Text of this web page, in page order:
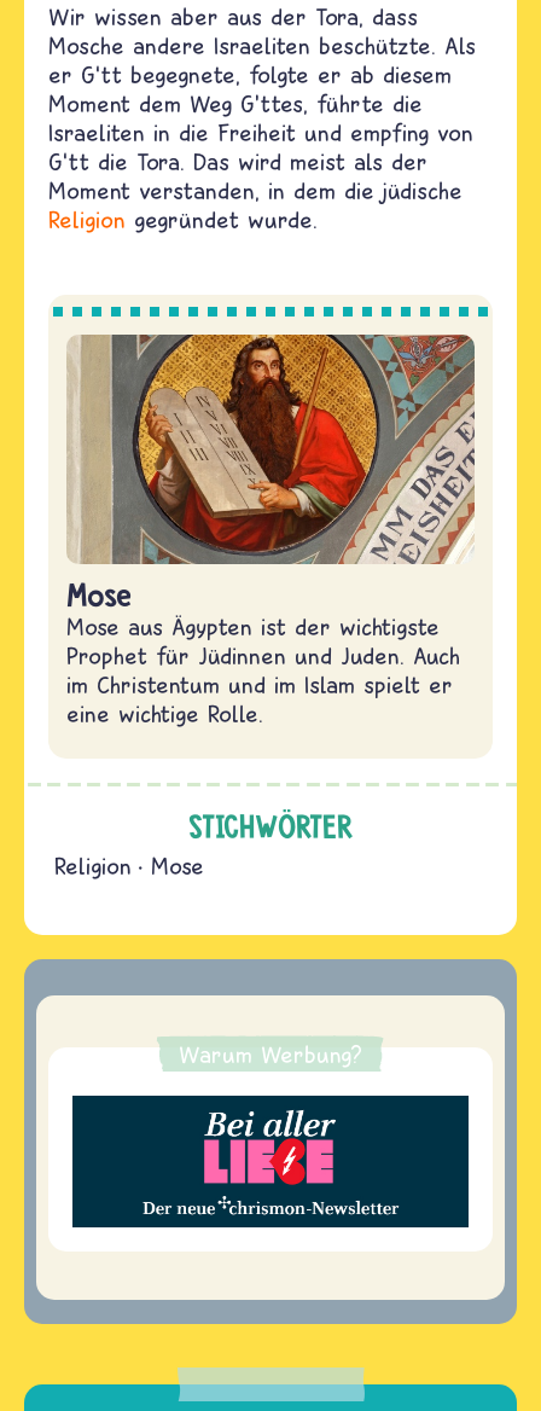
Wir wissen aber aus der Tora, dass
Mosche andere Israeliten beschützte. Als
er G‘tt begegnete, folgte er ab diesem
Moment dem Weg G’ttes, führte die
Israeliten in die Freiheit und empfing von
G‘tt die Tora. Das wird meist als der
Moment verstanden, in dem die jüdische
Religion gegründet wurde.
Mose
Mose aus Ägypten ist der wichtigste
Prophet für Jüdinnen und Juden. Auch
im Christentum und im Islam spielt er
eine wichtige Rolle.
STICHWÖRTER
Religion Mose
Warum Werbung?